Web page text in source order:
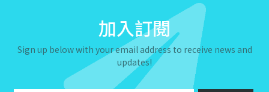
加入訂閱
Sign up below with your email address to receive news and
updates!